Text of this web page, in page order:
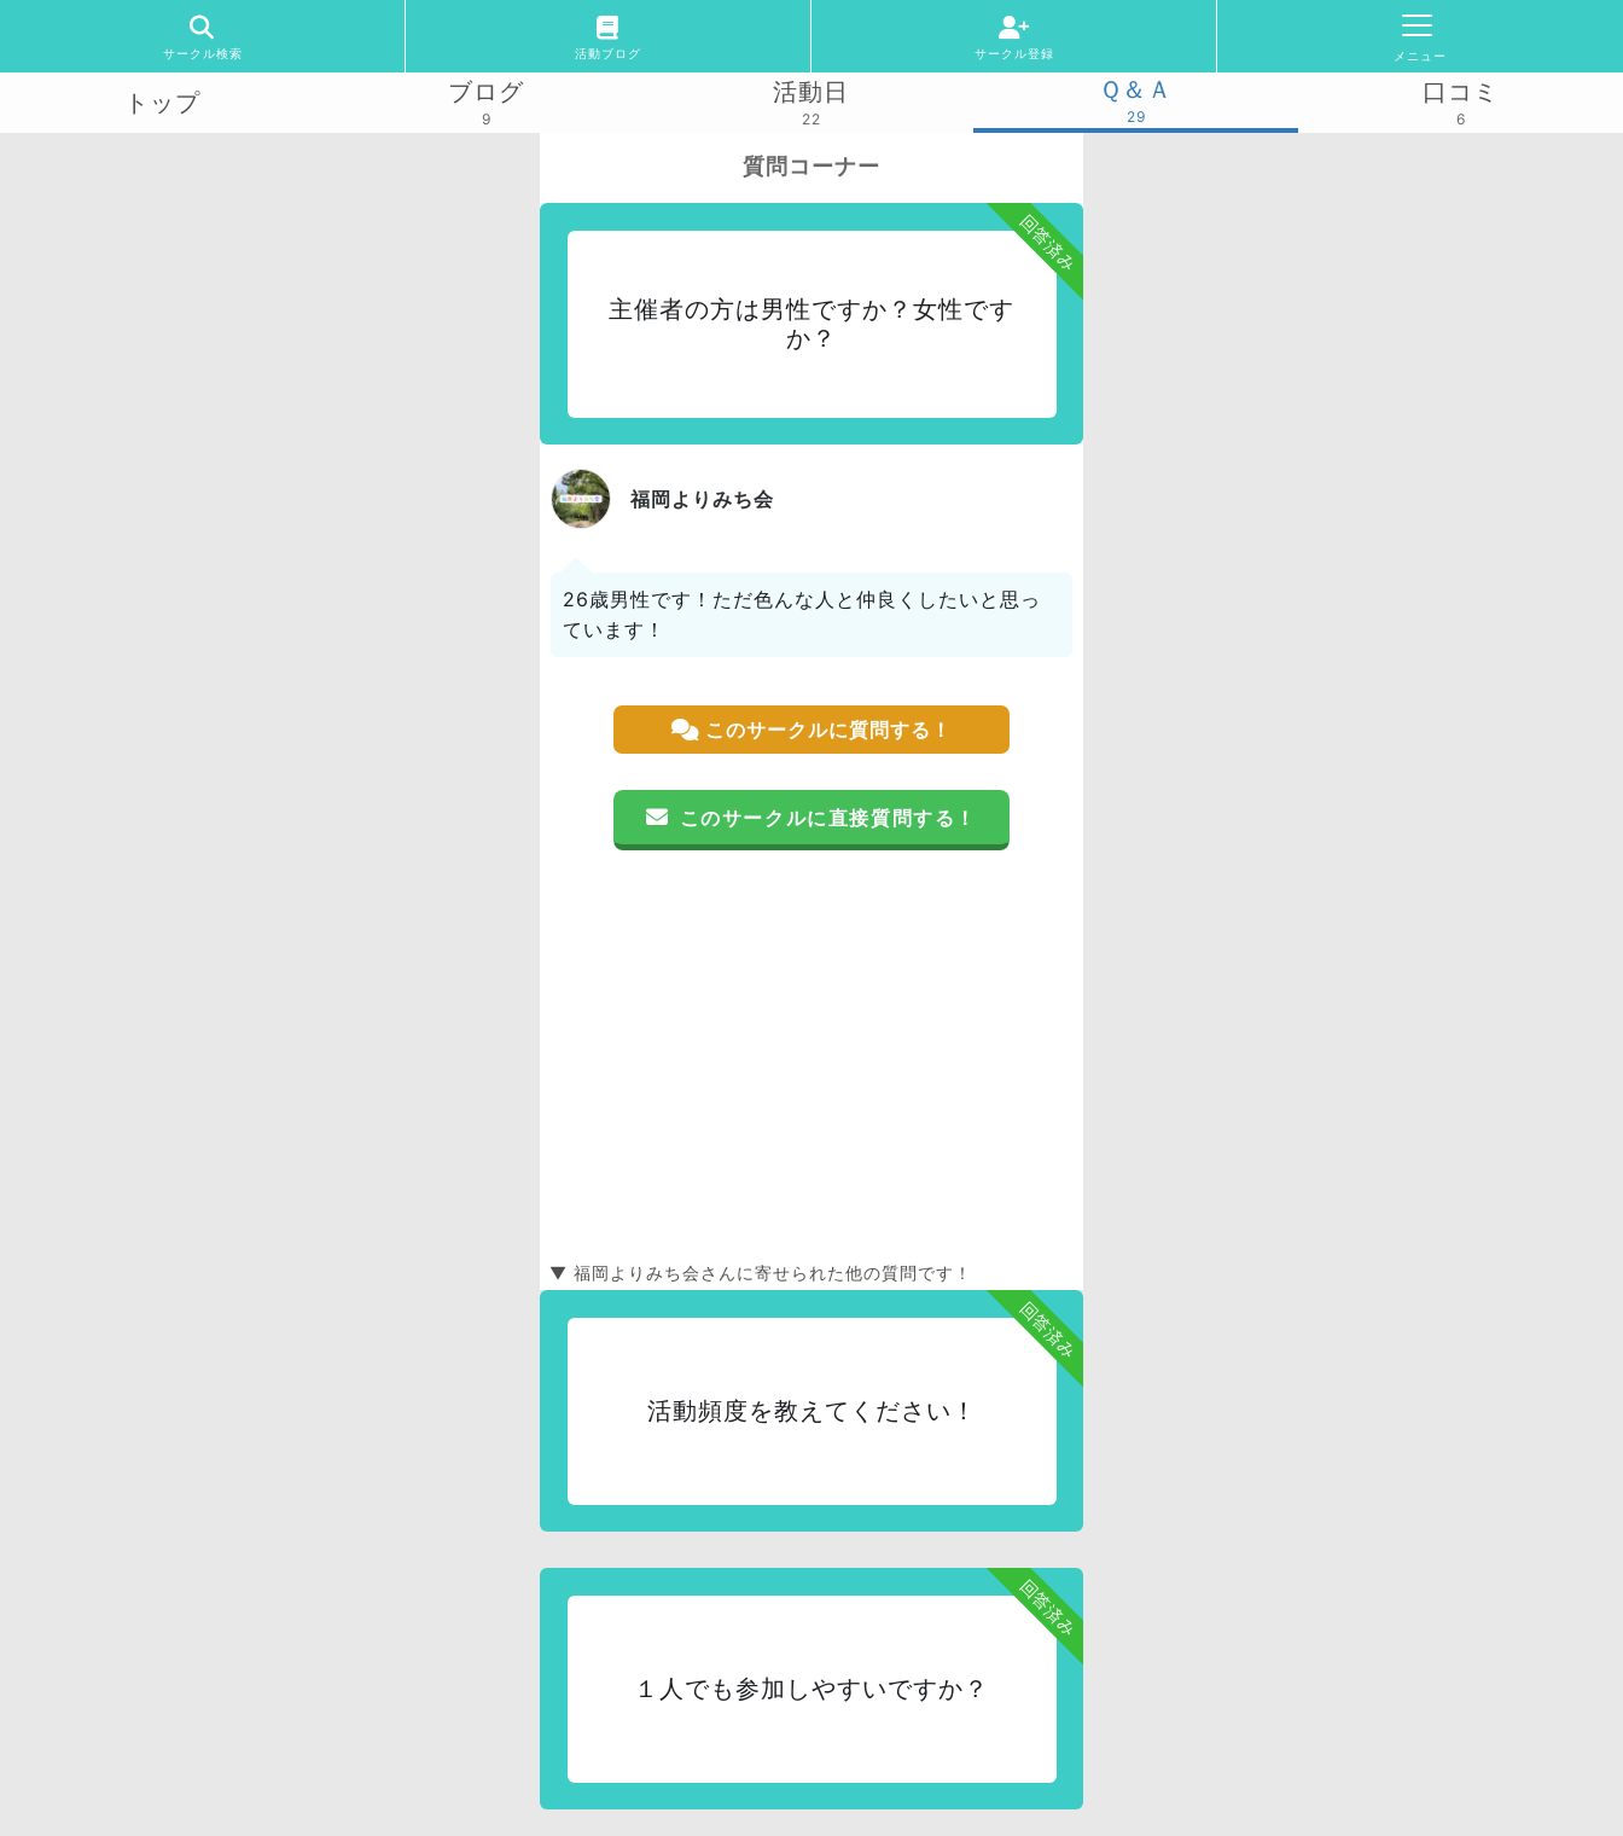
サークル検索 活動ブログ サークル登録 メニュー
トップ ブログ
9
活動日
22
Ｑ＆Ａ
29
口コミ
6
質問コーナー
回答済み
主催者の方は男性ですか？女性です
か？
福岡よりみち会
26歳男性です！ただ色んな人と仲良くしたいと思っ
ています！
このサークルに質問する！
このサークルに直接質問する！
▼ 福岡よりみち会さんに寄せられた他の質問です！
回答済み
活動頻度を教えてください！
回答済み
１人でも参加しやすいですか？